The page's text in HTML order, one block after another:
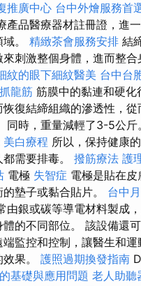
推廣中心 台中外燴服務首
產品醫療器材註冊證，進
。 精緻茶會服務安排 結
刺激整個身體，進而整合
紋的眼下細紋醫美 台中台
龍筋 筋膜中的黏連和硬化
復結締組織的滲透性，從
同時，重量減輕了3-5公斤
美白療程 所以，保持健康
需要排毒。 撥筋療法 護
電極 失智症 電極是貼在
墊子或黏合貼片。 台中
由銀或碳等導電材料製成
的不同部位。 該設備還
監控和控制，讓醫生和運
果。 護照過期換發指南
基礎與應用問題 老人助聽